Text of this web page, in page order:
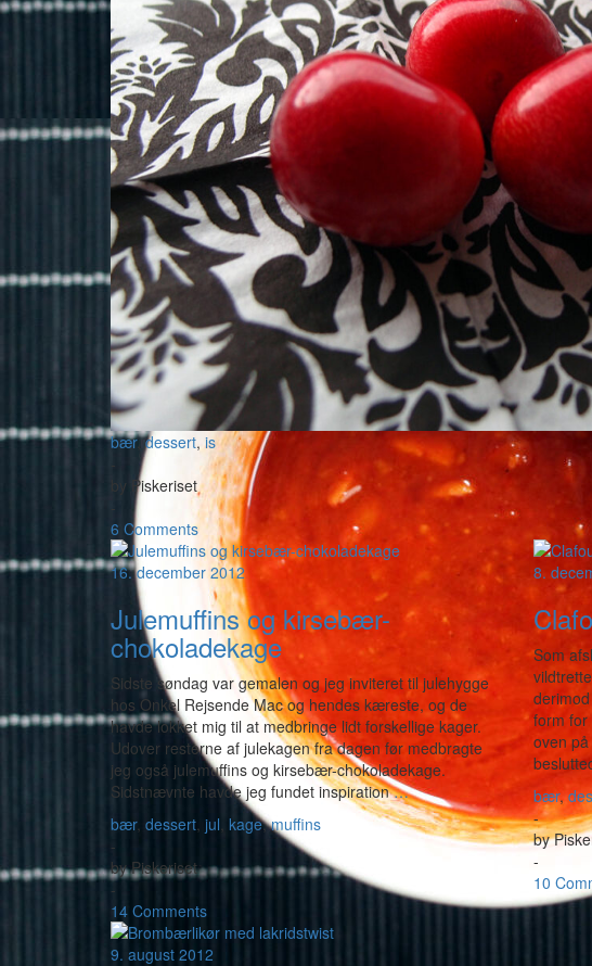
bær,dessert, is
-
by Piskeriset
-
6 Comments
16. december 2012
Julemuffins og kirsebær-
chokoladekage
Sidste søndag var gemalen og jeg inviteret til julehygge
hos Onkel Rejsende Mac og hendes kæreste, og de
havde lokket mig til at medbringe lidt forskellige kager.
Udover resterne af julekagen fra dagen før medbragte
jeg også julemuffins og kirsebær-chokoladekage.
Sidstnævnte havde jeg fundet inspiration…
bær, dessert jul kage,muffins
-
byPiskeriset
-
14 Comments
8.
Som
form for
oven
bær,
-
by
-
10
9. august 2012